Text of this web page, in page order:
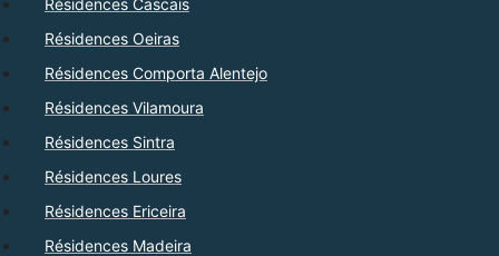
Résidences Cascais
Résidences Oeiras
Résidences Comporta Alentejo
Résidences Vilamoura
Résidences Sintra
Résidences Loures
Résidences Ericeira
Résidences Madeira